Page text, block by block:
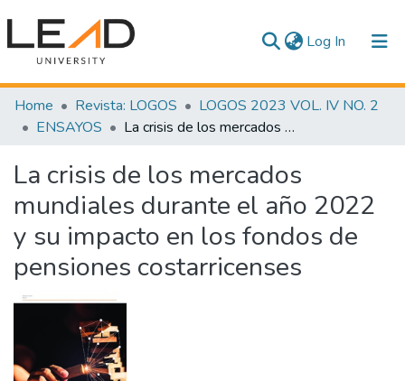
Log In (current)
Communities & Collections
All of DSpace
Statistics
Home Revista: LOGOS
LOGOS 2023 VOL. IV NO. 2
ENSAYOS
La crisis de los mercados mundiales durante el año 2022 y su impacto en los fondos de pensiones costarricenses
La crisis de los mercados
mundiales durante el año 2022
y su impacto en los fondos de
pensiones costarricenses